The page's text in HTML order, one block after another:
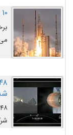
۱۰ پرتاب برتر موشک آریان ۵ در تمام ادوار